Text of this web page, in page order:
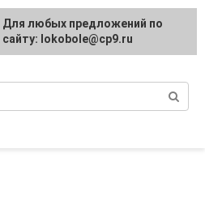
работа и
Для любых предложений по
сайту: lokobole@cp9.ru